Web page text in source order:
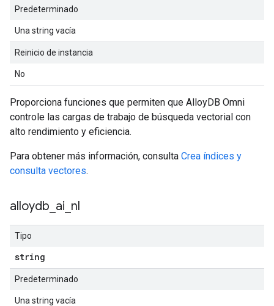
Predeterminado
Una string vacía
Reinicio de instancia
No
Proporciona funciones que permiten que AlloyDB Omni
controle las cargas de trabajo de búsqueda vectorial con
alto rendimiento y eficiencia.
Para obtener más información, consulta Crea índices y
consulta vectores.
alloydb ai nl
Tipo
string
Predeterminado
Una string vacía